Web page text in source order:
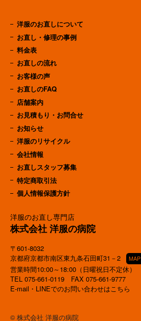
洋服のお直し専門店
株式会社 洋服の病院
〒601-8032
京都府京都市南区東九条石田町31－2
MAP
営業時間10:00～18:00（日曜祝日不定休）
TEL 075-661-0119 FAX 075-661-9777
E-mail・LINEでのお問い合わせはこちら
洋服のお直しについて
お直し・修理の事例
料金表
お直しの流れ
お客様の声
お直しのFAQ
店舗案内
お見積もり・お問合せ
お知らせ
洋服のリサイクル
会社情報
お直しスタッフ募集
特定商取引法
個人情報保護方針
© 株式会社 洋服の病院